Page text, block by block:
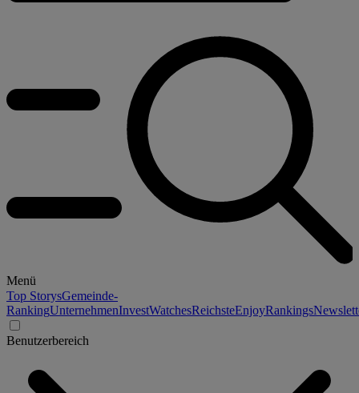
Menü
Top StorysGemeinde-
RankingUnternehmenInvestWatchesReichsteEnjoyRankings
Benutzerbereich